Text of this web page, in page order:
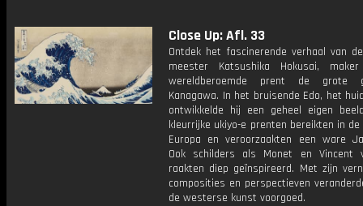
Close Up: Afl. 33
Ontdek het fascinerende verhaal van
meester Katsushika Hokusai,
wereldberoemde prent de grote
Kanagawa. In het bruisende Edo, het
ontwikkelde hij een geheel eigen
kleurrijke ukiyo-e prenten bereikten in de
Europa en veroorzaakten een ware
Ook schilders als Monet en Vincent
raakten diep geïnspireerd. Met zijn
composities en perspectieven
de westerse kunst voorgoed.